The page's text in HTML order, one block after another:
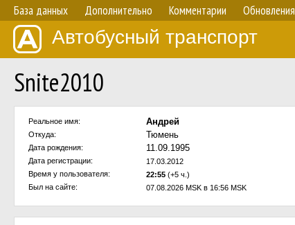
База данных Дополнительно Комментарии Обновления
Автобусный транспорт
Snite2010
Реальное имя: Андрей
Откуда: Тюмень
Дата рождения: 11.09.1995
Дата регистрации:
17.03.2012
Время у пользователя:
22:55 (+5 ч.)
Был на сайте:
07.08.2026 MSK в 16:56 MSK